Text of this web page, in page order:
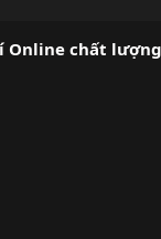
Online chất